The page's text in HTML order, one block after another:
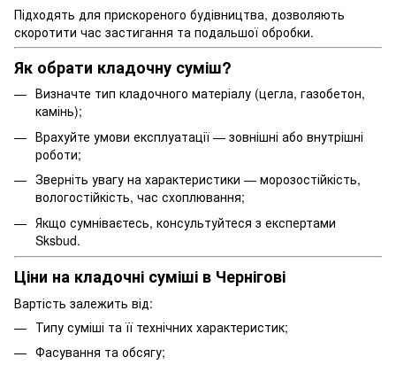
Підходять для прискореного будівництва, дозволяють
скоротити час застигання та подальшої обробки.
Як обрати кладочну суміш?
Визначте тип кладочного матеріалу (цегла, газобетон,
камінь);
Врахуйте умови експлуатації — зовнішні або внутрішні
роботи;
Зверніть увагу на характеристики — морозостійкість,
вологостійкість, час схоплювання;
Якщо сумніваєтесь, консультуйтеся з експертами
Sksbud.
Ціни на кладочні суміші в Чернігові
Вартість залежить від:
Типу суміші та її технічних характеристик;
Фасування та обсягу;